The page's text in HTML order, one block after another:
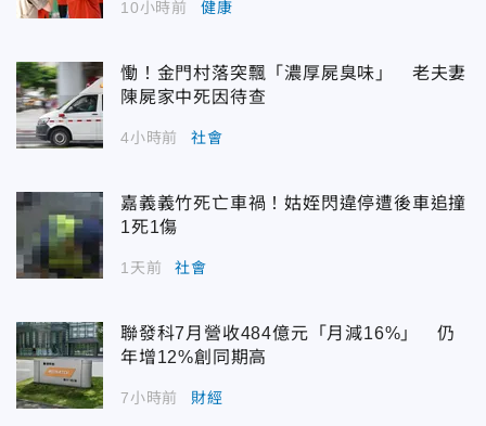
10小時前 健康
慟！金門村落突飄「濃厚屍臭味」 老夫妻
陳屍家中死因待查
4小時前 社會
嘉義義竹死亡車禍！姑姪閃違停遭後車追撞
1死1傷
1天前 社會
聯發科7月營收484億元「月減16%」 仍
年增12%創同期高
7小時前 財經